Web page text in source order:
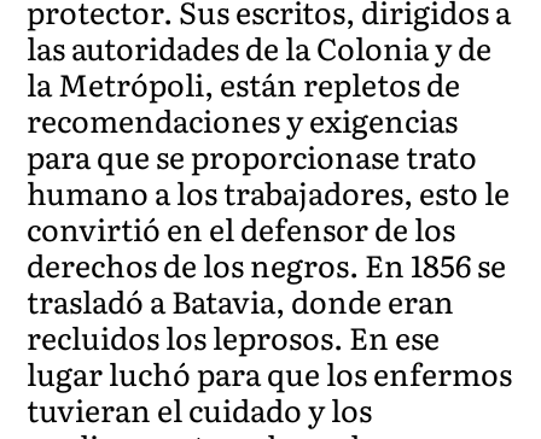
protector. Sus escritos, dirigidos a
las autoridades de la Colonia y de
la Metrópoli, están repletos de
recomendaciones y exigencias
para que se proporcionase trato
humano a los trabajadores, esto le
convirtió en el defensor de los
derechos de los negros. En 1856 se
trasladó a Batavia, donde eran
recluidos los leprosos. En ese
lugar luchó para que los enfermos
tuvieran el cuidado y los